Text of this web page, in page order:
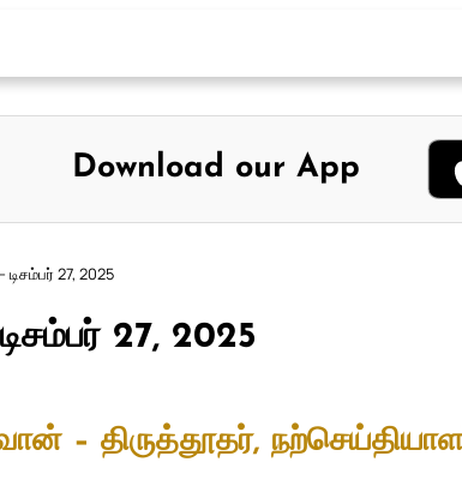
Download our App
27, 2025
27, 2025
– திருத்தூதர்,